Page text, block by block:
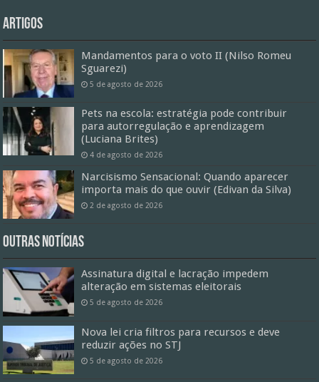
Artigos
Mandamentos para o voto II (Nilso Romeu
Sguarezi)
5 de agosto de 2026
Pets na escola: estratégia pode contribuir
para autorregulação e aprendizagem
(Luciana Brites)
4 de agosto de 2026
Narcisismo Sensacional: Quando aparecer
importa mais do que ouvir (Edivan da Silva)
2 de agosto de 2026
Outras Notícias
Assinatura digital e lacração impedem
alteração em sistemas eleitorais
5 de agosto de 2026
Nova lei cria filtros para recursos e deve
reduzir ações no STJ
5 de agosto de 2026